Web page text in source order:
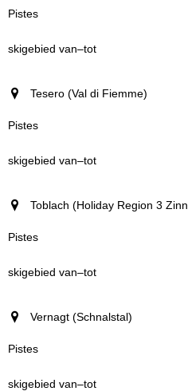
Tesero (Val di Fiemme)
Toblach (Holiday Region 3
Vernagt (Schnalstal)